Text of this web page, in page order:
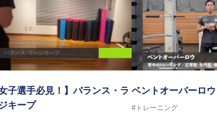
女子選手必見！】バランス・ラ
キープ
ベントオーバーロウ
#トレーニング